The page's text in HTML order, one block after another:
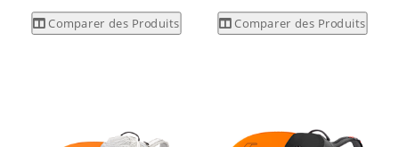
Comparer des Produits Comparer des Produits